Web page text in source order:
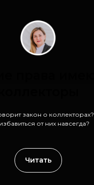
закон о коллекторах?
от них навсегда?
Читать